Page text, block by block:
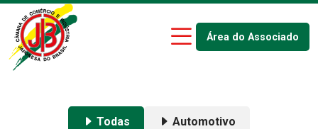
Área do Associado
Todas Automotivo